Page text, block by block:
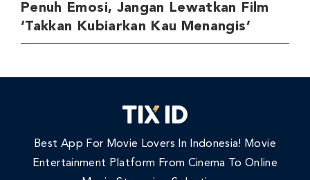
Penuh Emosi, Jangan Lewatkan Film
‘Takkan Kubiarkan Kau Menangis’
Best App For Movie Lovers In Indonesia! Movie
Entertainment Platform From Cinema To Online